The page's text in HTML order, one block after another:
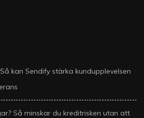
kan Sendify stärka kundupplevelsen
Så minskar du kreditrisken utan att